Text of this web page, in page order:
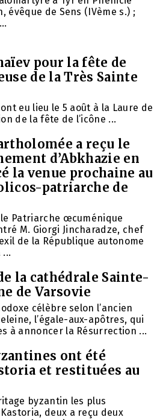
évêque de Sens (IVème s.) ;
pour la fête de
de la Très Sainte
eu lieu le 5 août à la Laure de
de la fête de l’icône ...
a reçu le
d’Abkhazie en
la venue prochaine au
patriarche de
le Patriarche œcuménique
M. Giorgi Jincharadze, chef
de la République autonome
...
la cathédrale Sainte-
de Varsovie
célèbre selon l’ancien
l’égale-aux-apôtres, qui
à annoncer la Résurrection ...
ont été
et restituées au
byzantin les plus
deux a reçu deux